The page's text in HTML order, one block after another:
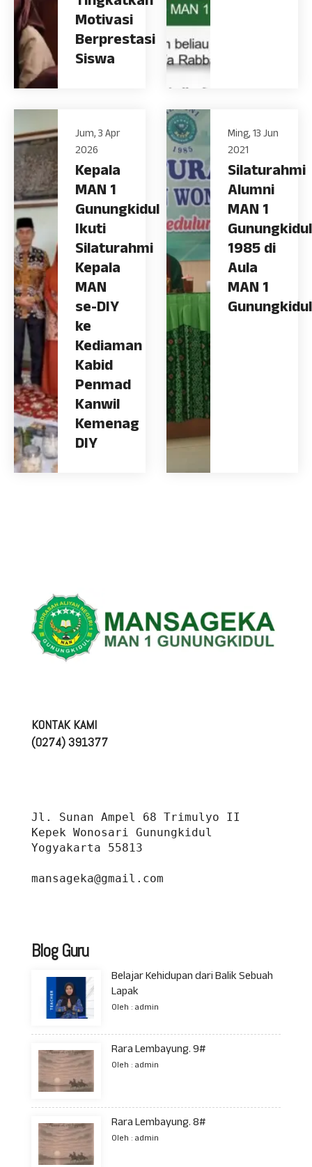
Motivasi
Berprestasi
Siswa
Jum, 3 Apr
2026
Kepala
MAN 1
Gunungkidul
Ikuti
Silaturahmi
Kepala
MAN
se-DIY
ke
Kediaman
Kabid
Penmad
Kanwil
Kemenag
DIY
Ming, 13 Jun
2021
Silaturahmi
Alumni
MAN 1
Gunungkidul
1985 di
Aula
MAN 1
Gunungkidul
KONTAK KAMI
(0274) 391377
Jl. Sunan Ampel 68 Trimulyo II
Kepek Wonosari Gunungkidul
Yogyakarta 55813
mansageka@gmail.com
Blog Guru
Belajar Kehidupan dari Balik Sebuah
Lapak
Oleh : admin
Rara Lembayung. 9#
Oleh : admin
Rara Lembayung. 8#
Oleh : admin